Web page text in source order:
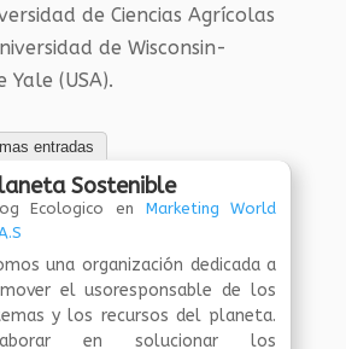
de Ciencias Agrícolas
de Wisconsin-
Yale (USA).
entradas
Sostenible
Ecologico en Marketing World
una organización dedicada a
el usoresponsable de los
y los recursos del planeta.
en solucionar los